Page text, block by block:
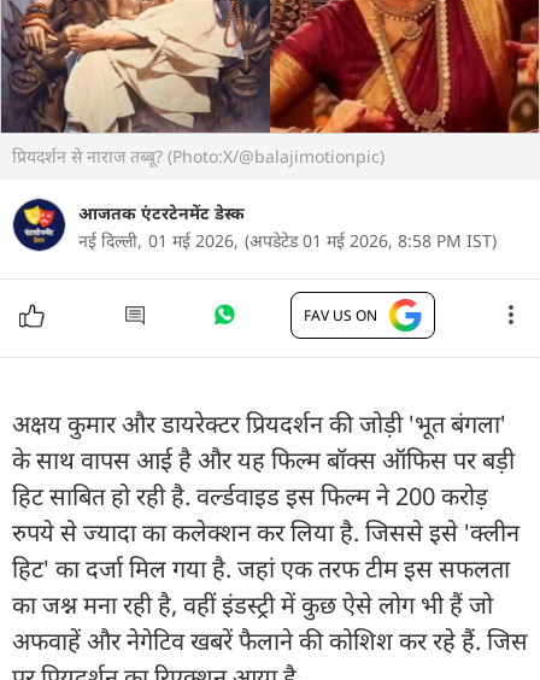
प्रियदर्शन से नाराज तब्बू? (Photo:X/@balajimotionpic)
आजतक एंटरटेनमेंट डेस्क
नई दिल्ली, 01 मई 2026, (अपडेटेड 01 मई 2026, 8:58 PM IST)
FAV US ON
अक्षय कुमार और डायरेक्टर प्रियदर्शन की जोड़ी 'भूत बंगला'
के साथ वापस आई है और यह फिल्म बॉक्स ऑफिस पर बड़ी
हिट साबित हो रही है. वर्ल्डवाइड इस फिल्म ने 200 करोड़
रुपये से ज्यादा का कलेक्शन कर लिया है. जिससे इसे 'क्लीन
हिट' का दर्जा मिल गया है. जहां एक तरफ टीम इस सफलता
का जश्न मना रही है, वहीं इंडस्ट्री में कुछ ऐसे लोग भी हैं जो
अफवाहें और नेगेटिव खबरें फैलाने की कोशिश कर रहे हैं. जिस